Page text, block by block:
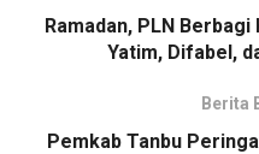
Ramadan, PLN
Yatim, Difabel,
Berita
Pemkab Tanbu